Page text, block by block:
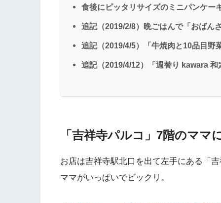
食後にピッタリサイズのミニパンケー
追記（2019/2/8）晩ごはんで「おばん
追記（2019/4/5）「牛焼肉と10品目野
追記（2019/4/12）「週替り kawara 和
「吉祥寺パルコ」7階のママ
お店は吉祥寺駅北口を出て左手にある「
ママがいっぱいでビックリ。